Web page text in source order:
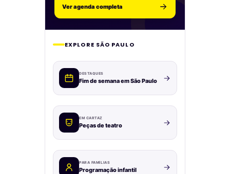
Ver agenda completa
EXPLORE SÃO PAULO
DESTAQUES
Fim de semana em São Paulo
EM CARTAZ
Peças de teatro
PARA FAMÍLIAS
Programação infantil